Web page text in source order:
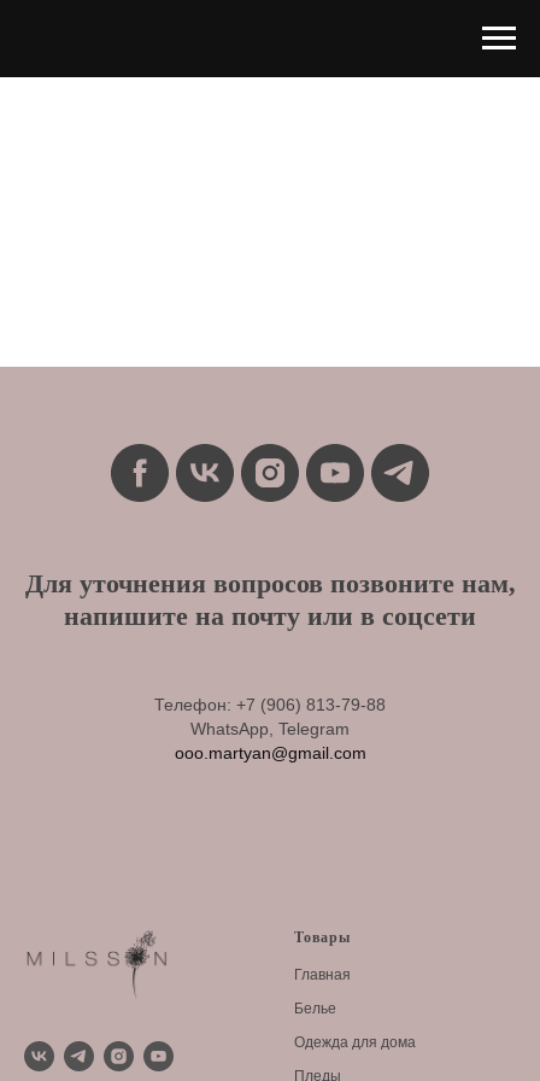
Для уточнения вопросов позвоните нам,
напишите на почту или в соцсети
Телефон: +7 (906) 813-79-88
WhatsApp, Telegram
ooo.martyan@gmail.com
Товары
Главная
Белье
Одежда для дома
Пледы